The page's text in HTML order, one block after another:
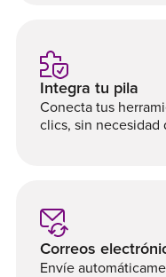
Integra tu pila
Conecta tus
clics, sin necesidad
Correos
Envíe